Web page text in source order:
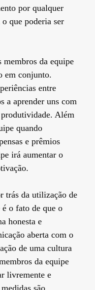
por qualquer
que poderia ser
membros da equipe
em conjunto.
entre
a aprender uns com
Além
quando
e prêmios
irá aumentar o
trás da utilização de
o fato de que o
honesta e
aberta com o
de uma cultura
da equipe
livremente e
são